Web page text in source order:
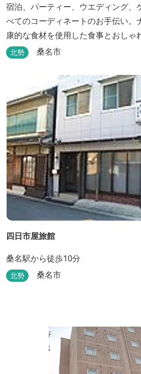
宿泊、パーティー、ウエディング、
べてのコーディネートのお手伝い。
康的な食材を使用した食事とおしゃ
空間の中、あたたかいサービスでお
北勢 桑名市
四日市屋旅館
桑名駅から徒歩10分
北勢 桑名市